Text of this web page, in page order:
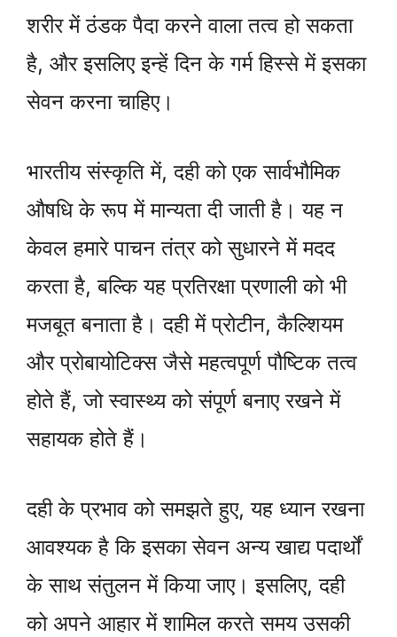
शरीर में ठंडक पैदा करने वाला तत्व हो सकता
है, और इसलिए इन्हें दिन के गर्म हिस्से में इसका
सेवन करना चाहिए।
भारतीय संस्कृति में, दही को एक सार्वभौमिक
औषधि के रूप में मान्यता दी जाती है। यह न
केवल हमारे पाचन तंत्र को सुधारने में मदद
करता है, बल्कि यह प्रतिरक्षा प्रणाली को भी
मजबूत बनाता है। दही में प्रोटीन, कैल्शियम
और प्रोबायोटिक्स जैसे महत्वपूर्ण पौष्टिक तत्व
होते हैं, जो स्वास्थ्य को संपूर्ण बनाए रखने में
सहायक होते हैं।
दही के प्रभाव को समझते हुए, यह ध्यान रखना
आवश्यक है कि इसका सेवन अन्य खाद्य पदार्थों
के साथ संतुलन में किया जाए। इसलिए, दही
को अपने आहार में शामिल करते समय उसकी